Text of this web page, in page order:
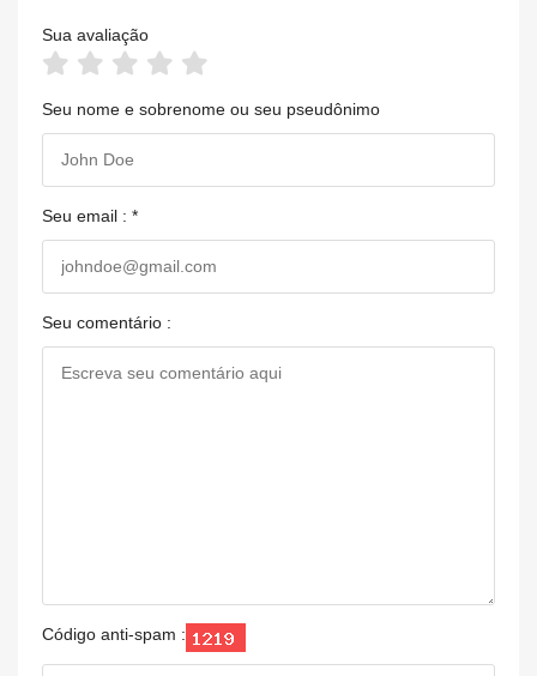
Sua avaliação
Seu nome e sobrenome ou seu pseudônimo
Seu email : *
Seu comentário :
Código anti-spam :